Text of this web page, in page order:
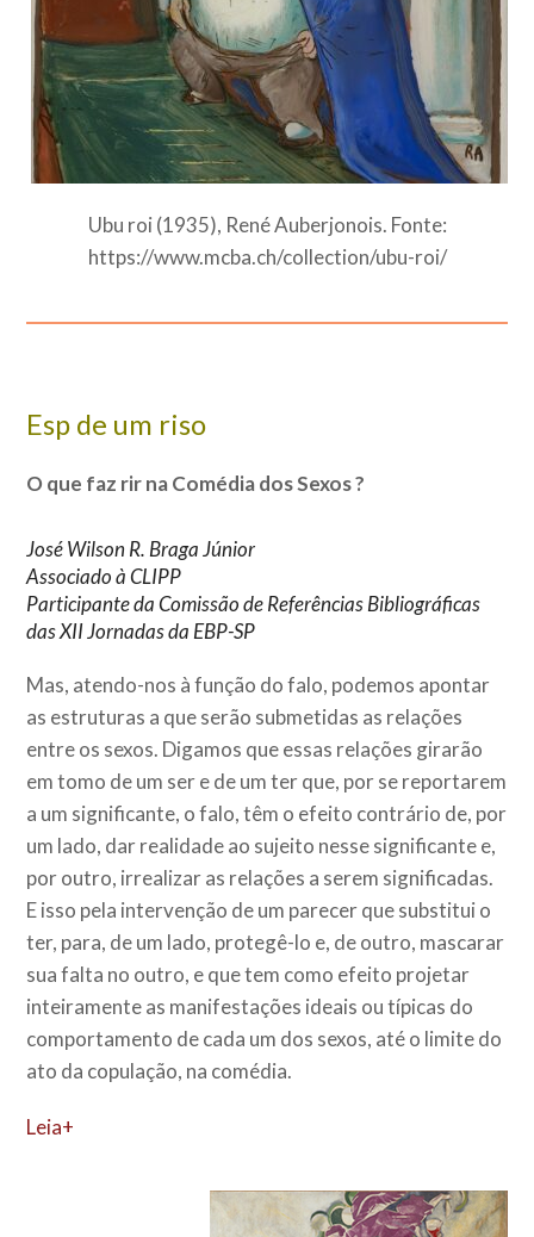
Ubu roi (1935), René Auberjonois. Fonte:
https://www.mcba.ch/collection/ubu-roi/
Esp de um riso
O que faz rir na Comédia dos Sexos ?
José Wilson R. Braga Júnior
Associado à CLIPP
Participante da Comissão de Referências Bibliográficas
das XII Jornadas da EBP-SP
Mas, atendo-nos à função do falo, podemos apontar
as estruturas a que serão submetidas as relações
entre os sexos. Digamos que essas relações girarão
em tomo de um ser e de um ter que, por se reportarem
a um significante, o falo, têm o efeito contrário de, por
um lado, dar realidade ao sujeito nesse significante e,
por outro, irrealizar as relações a serem significadas.
E isso pela intervenção de um parecer que substitui o
ter, para, de um lado, protegê-lo e, de outro, mascarar
sua falta no outro, e que tem como efeito projetar
inteiramente as manifestações ideais ou típicas do
comportamento de cada um dos sexos, até o limite do
ato da copulação, na comédia.
Leia+